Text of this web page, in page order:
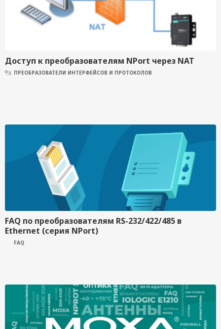
Доступ к преобразователям NPort через NAT
ПРЕОБРАЗОВАТЕЛИ ИНТЕРФЕЙСОВ И ПРОТОКОЛОВ
FAQ по преобразователям RS-232/422/485 в
Ethernet (серия NPort)
FAQ